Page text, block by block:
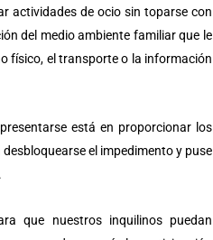
actividades de ocio sin toparse con
del medio ambiente familiar que le
físico, el transporte o la información
está en proporcionar los
el impedimento y puse
que nuestros inquilinos puedan